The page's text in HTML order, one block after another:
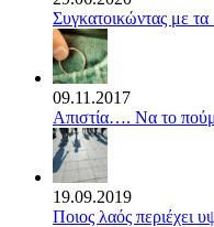
Συγκατοικώντας με
09.11.2017
Απιστία…. Να το
19.09.2019
Ποιος λαός περιέχει